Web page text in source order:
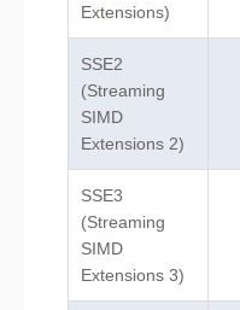
Extensions)
SSE2
(Streaming
SIMD
Extensions 2)
SSE3
(Streaming
SIMD
Extensions 3)